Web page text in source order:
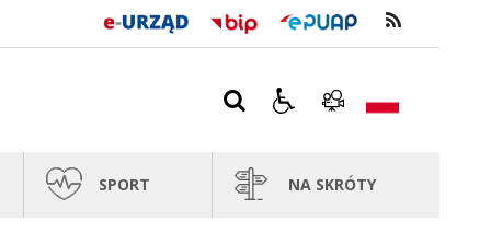
SPORT NA SKRÓTY